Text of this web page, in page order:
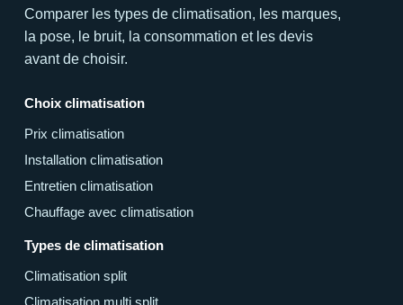
Comparer les types de climatisation, les marques,
la pose, le bruit, la consommation et les devis
avant de choisir.
Choix climatisation
Prix climatisation
Installation climatisation
Entretien climatisation
Chauffage avec climatisation
Types de climatisation
Climatisation split
Climatisation multi split